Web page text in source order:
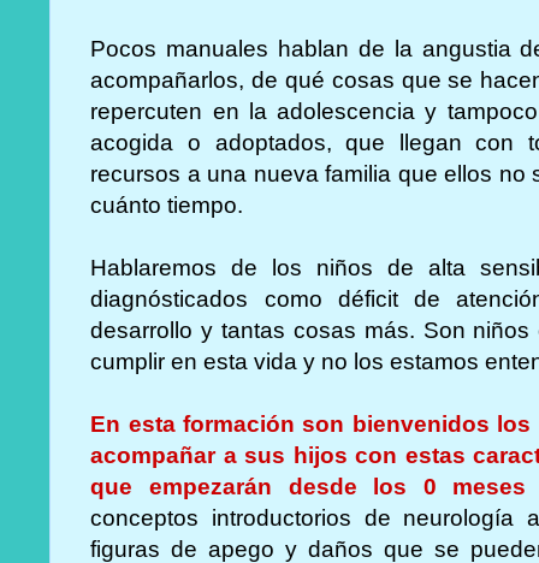
Pocos manuales hablan de la angustia
acompañarlos, de qué cosas que se
repercuten en la adolescencia y
acogida o adoptados, que llegan con
recursos a una nueva familia que ellos
cuánto tiempo.
Hablaremos de los niños de alta
diagnósticados como déficit de
desarrollo y tantas cosas más. Son
cumplir en esta vida y no los estamos
En esta formación son bienvenidos
acompañar a sus hijos con estas
que empezarán desde los 0
conceptos introductorios de neurología
figuras de apego y daños que se